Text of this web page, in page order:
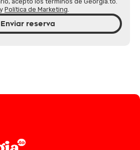
y Política de Marketing.
Enviar reserva